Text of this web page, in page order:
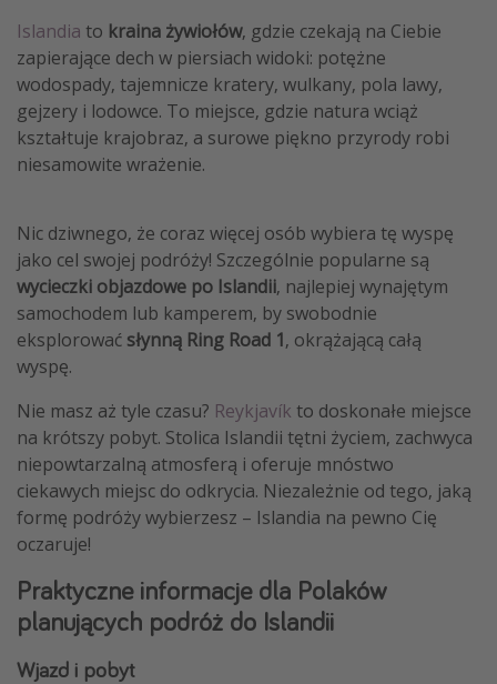
Islandia to kraina żywiołów, gdzie czekają na Ciebie
zapierające dech w piersiach widoki: potężne
wodospady, tajemnicze kratery, wulkany, pola lawy,
gejzery i lodowce. To miejsce, gdzie natura wciąż
kształtuje krajobraz, a surowe piękno przyrody robi
niesamowite wrażenie.
Nic dziwnego, że coraz więcej osób wybiera tę wyspę
jako cel swojej podróży! Szczególnie popularne są
wycieczki objazdowe po Islandii, najlepiej wynajętym
samochodem lub kamperem, by swobodnie
eksplorować słynną Ring Road 1, okrążającą całą
wyspę.
Nie masz aż tyle czasu? Reykjavík to doskonałe miejsce
na krótszy pobyt. Stolica Islandii tętni życiem, zachwyca
niepowtarzalną atmosferą i oferuje mnóstwo
ciekawych miejsc do odkrycia. Niezależnie od tego, jaką
formę podróży wybierzesz – Islandia na pewno Cię
oczaruje!
Praktyczne informacje dla Polaków
planujących podróż do Islandii
Wjazd i pobyt